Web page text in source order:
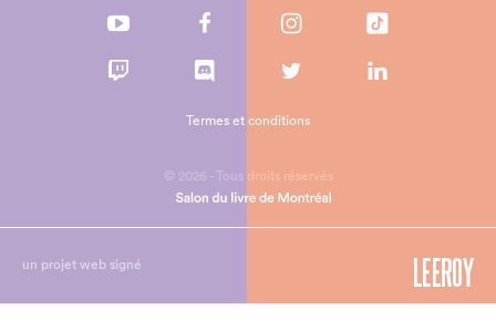
© 2026 - Tous droits réservés
Termes et conditions
un projet web signé